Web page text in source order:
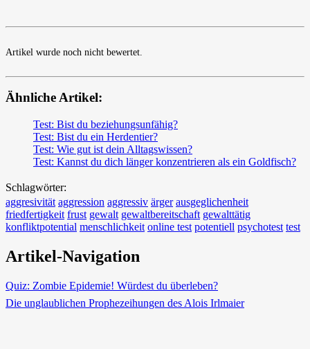
Artikel wurde noch nicht bewertet.
Ähnliche Artikel:
Test: Bist du beziehungsunfähig?
Test: Bist du ein Herdentier?
Test: Wie gut ist dein Alltagswissen?
Test: Kannst du dich länger konzentrieren als ein Goldfisch?
Schlagwörter:
aggresivität aggression aggressiv ärger ausgeglichenheit
friedfertigkeit frust gewalt gewaltbereitschaft gewalttätig
konfliktpotential menschlichkeit online test potentiell psychotest test
Artikel-Navigation
Quiz: Zombie Epidemie! Würdest du überleben?
Die unglaublichen Prophezeihungen des Alois Irlmaier